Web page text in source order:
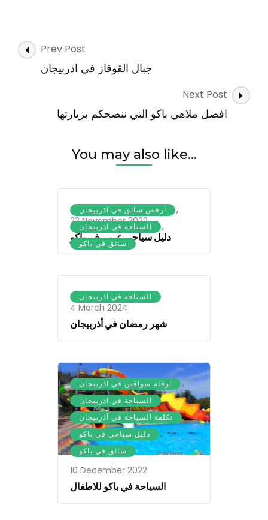
Post
Navigation
Prev Post
جبال القوقاز في اذربيجان
Next Post
افضل ملاهي باكو التي ننصحكم بزيارتها
You may also like...
ارخص سائق في اذربيجان ,
السياحة في اذربيجان ,
سائق في باكو
23 November 2022
دليل سياحي عربي في باكو
السياحة في اذربيجان
4 March 2024
شهر رمضان في أذربيجان
ارقام سواقين في اذربيجان ,
السياحة في اذربيجان ,
تكلفة السياحة في أذربيجان ,
دليل سياحي في باكو ,
سائق في باكو
10 December 2022
السياحة في باكو للاطفال